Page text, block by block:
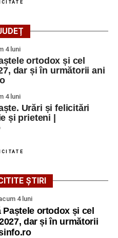
2026
Municipal „Ioan
– salon literar și întâlnire
de artiști locali.
(rating N-15).
2026
orașului
4 luni
ortodox și cel
dar și în următorii ani
4 luni
Urări și felicitări
și prieteni |
ȘTIRI
4 luni
Paștele ortodox și cel
dar și în următorii